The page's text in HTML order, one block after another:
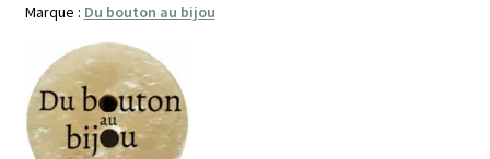
Marque : Du bouton au bijou